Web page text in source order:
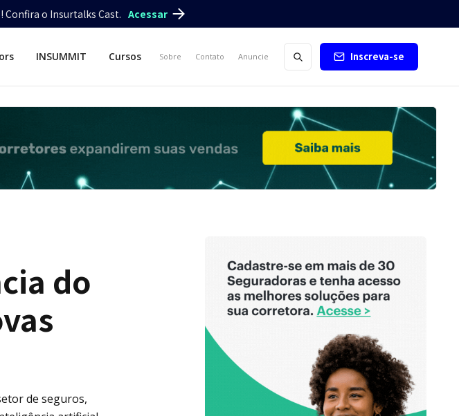
Confira o Insurtalks Cast. Acessar
INSUMMIT Cursos Sobre Contato Anuncie Inscreva-se
do
de seguros,